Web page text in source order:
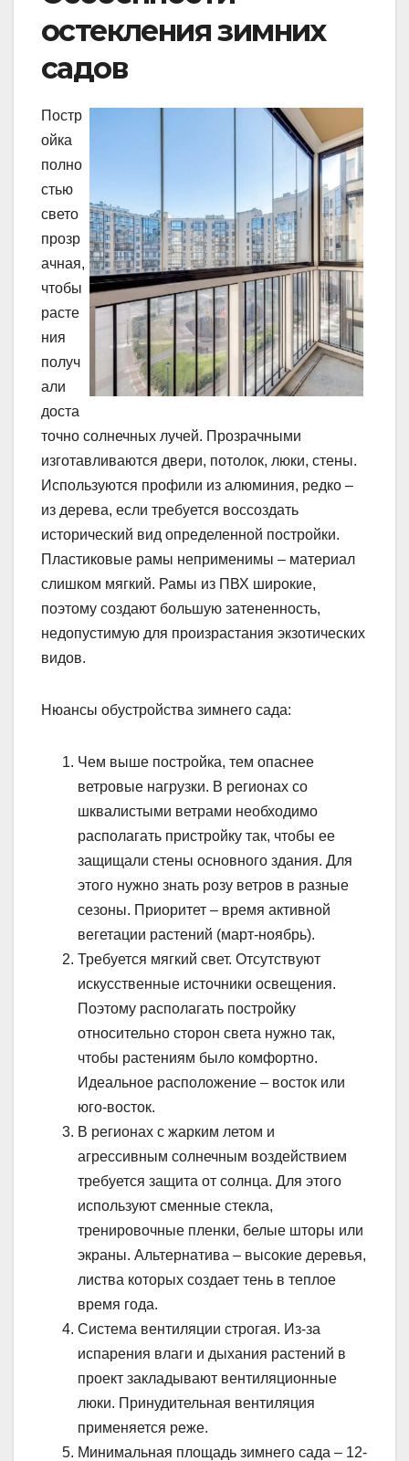
остекления зимних
садов
Постр
ойка
полно
стью
свето
прозр
ачная,
чтобы
расте
ния
получ
али
доста
точно солнечных лучей. Прозрачными
изготавливаются двери, потолок, люки, стены.
Используются профили из алюминия, редко –
из дерева, если требуется воссоздать
исторический вид определенной постройки.
Пластиковые рамы неприменимы – материал
слишком мягкий. Рамы из ПВХ широкие,
поэтому создают большую затененность,
недопустимую для произрастания экзотических
видов.
Нюансы обустройства зимнего сада:
Чем выше постройка, тем опаснее
ветровые нагрузки. В регионах со
шквалистыми ветрами необходимо
располагать пристройку так, чтобы ее
защищали стены основного здания. Для
этого нужно знать розу ветров в разные
сезоны. Приоритет – время активной
вегетации растений (март-ноябрь).
Требуется мягкий свет. Отсутствуют
искусственные источники освещения.
Поэтому располагать постройку
относительно сторон света нужно так,
чтобы растениям было комфортно.
Идеальное расположение – восток или
юго-восток.
В регионах с жарким летом и
агрессивным солнечным воздействием
требуется защита от солнца. Для этого
используют сменные стекла,
тренировочные пленки, белые шторы или
экраны. Альтернатива – высокие деревья,
листва которых создает тень в теплое
время года.
Система вентиляции строгая. Из-за
испарения влаги и дыхания растений в
проект закладывают вентиляционные
люки. Принудительная вентиляция
применяется реже.
Минимальная площадь зимнего сада – 12-